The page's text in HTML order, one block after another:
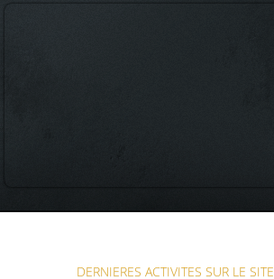
DERNIERES ACTIVITES SUR LE SITE